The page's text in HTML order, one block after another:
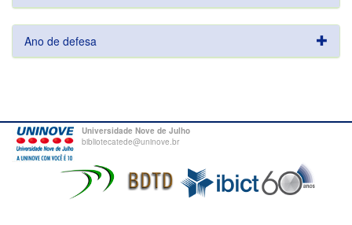
Ano de defesa
Universidade Nove de Julho
bibliotecatede@uninove.br